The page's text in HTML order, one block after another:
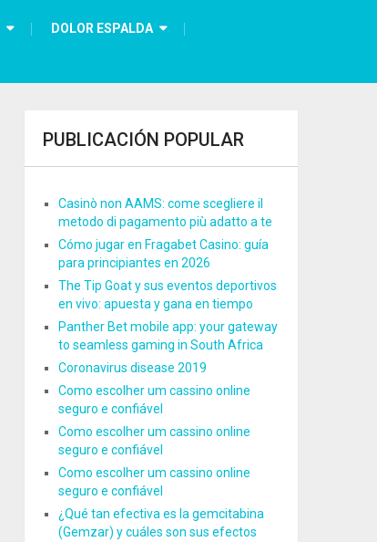
DOLOR ESPALDA
PUBLICACIÓN POPULAR
Casinò non AAMS: come scegliere il
metodo di pagamento più adatto a te
Cómo jugar en Fragabet Casino: guía
para principiantes en 2026
The Tip Goat y sus eventos deportivos
en vivo: apuesta y gana en tiempo
Panther Bet mobile app: your gateway
to seamless gaming in South Africa
Coronavirus disease 2019
Como escolher um cassino online
seguro e confiável
Como escolher um cassino online
seguro e confiável
Como escolher um cassino online
seguro e confiável
¿Qué tan efectiva es la gemcitabina
(Gemzar) y cuáles son sus efectos